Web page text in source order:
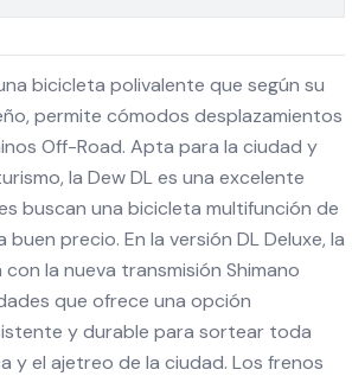
bicicleta polivalente que según su
permite cómodos desplazamientos
Off-Road. Apta para la ciudad y
la Dew DL es una excelente
buscan una bicicleta multifunción de
precio. En la versión DL Deluxe, la
la nueva transmisión Shimano
que ofrece una opción
y durable para sortear toda
y el ajetreo de la ciudad. Los frenos